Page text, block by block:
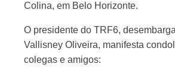
Colina, em Belo Horizonte.
O presidente do TRF6,
Vallisney Oliveira, manifesta
colegas e amigos: